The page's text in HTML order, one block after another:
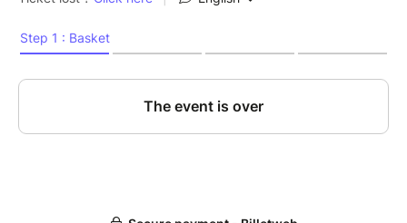
• 20 JUILLET : Marylou, Émilie et Lilou en Heels